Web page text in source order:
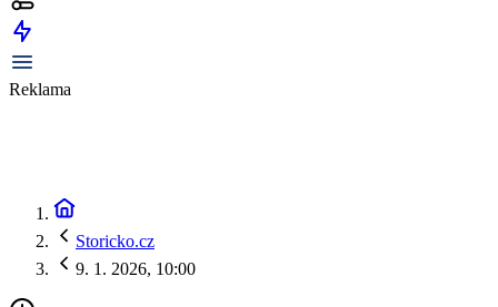
Reklama
Storicko.cz
9. 1. 2026, 10:00